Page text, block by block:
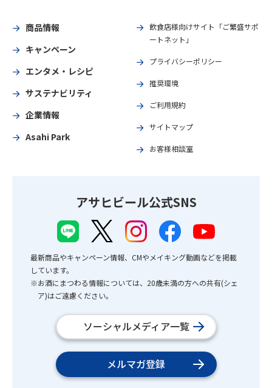
商品情報
キャンペーン
エンタメ・レシピ
サステナビリティ
企業情報
Asahi Park
飲食店様向けサイト「ご繁盛サポ
ートネット」
プライバシーポリシー
推奨環境
ご利用規約
サイトマップ
お客様相談室
アサヒビール公式SNS
最新商品やキャンペーン情報、CMやメイキング動画などを掲載
しています。
※お酒にまつわる情報については、20歳未満の方への共有(シェ
ア)はご遠慮ください。
ソーシャルメディア一覧
メルマガ登録